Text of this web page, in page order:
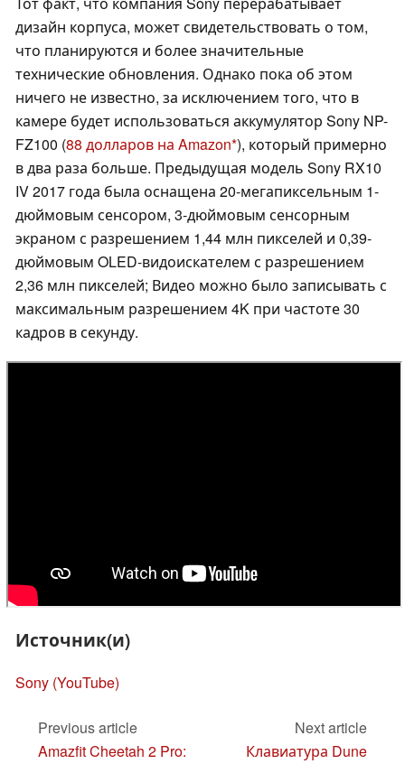
дизайн корпуса, может свидетельствовать о том,
что планируются и более значительные
технические обновления. Однако пока об этом
ничего не известно, за исключением того, что в
камере будет использоваться аккумулятор Sony NP-
FZ100 (88 долларов на Amazon ), который примерно
в два раза больше. Предыдущая модель Sony RX10
IV 2017 года была оснащена 20-мегапиксельным 1-
дюймовым сенсором, 3-дюймовым сенсорным
экраном с разрешением 1,44 млн пикселей и 0,39-
дюймовым OLED-видоискателем с разрешением
2,36 млн пикселей; Видео можно было записывать с
максимальным разрешением 4K при частоте 30
кадров в секунду.
Источник(и)
Sony (YouTube)
Previous article
Amazfit Cheetah 2 Pro:
Next article
Клавиатура Dune